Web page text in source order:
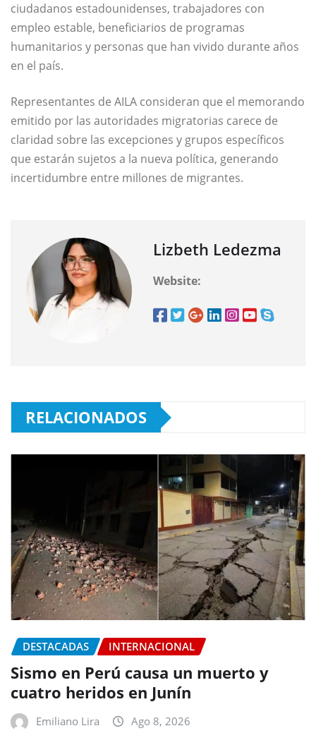
ciudadanos estadounidenses, trabajadores con
empleo estable, beneficiarios de programas
humanitarios y personas que han vivido durante años
en el país.
Representantes de AILA consideran que el memorando
emitido por las autoridades migratorias carece de
claridad sobre las excepciones y grupos específicos
que estarán sujetos a la nueva política, generando
incertidumbre entre millones de migrantes.
Lizbeth Ledezma
Website:
RELACIONADOS
DESTACADAS INTERNACIONAL
Sismo en Perú causa un muerto y
cuatro heridos en Junín
Emiliano Lira Ago 8, 2026